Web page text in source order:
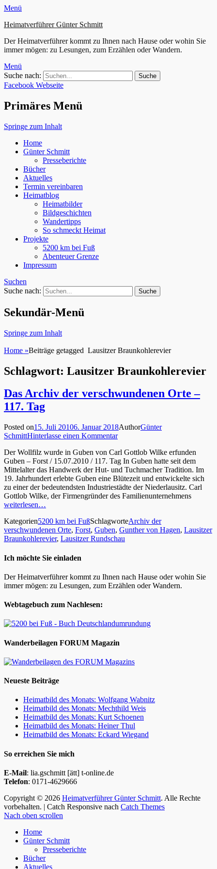
Menü
Heimatverführer Günter Schmitt
Der Heimatverführer kommt zu Ihnen nach Hause oder wohin Sie
immer mögen: zu Lesungen, zum Erzählen oder Wandern.
Menü
Suche nach:
Facebook Webseite
Primäres Menü
Springe zum Inhalt
Home
Günter Schmitt
Presseberichte
Bücher
Aktuelles
Termin vereinbaren
Heimatblog
Heimatbilder
Bildgeschichten
Wandertipps
So schmeckt Heimat
Projekte
5200 km bei Fuß
Abenteuer Grenze
Impressum
Suchen
Suche nach:
Sekundär-Menü
Springe zum Inhalt
Home »Beiträge getagged Lausitzer Braunkohlerevier
Schlagwort: Lausitzer Braunkohlerevier
Das Archiv der verschwundenen Orte –
117. Tag
Posted on15. Juli 20106. Januar 2018AuthorGünter
SchmittHinterlasse einen Kommentar
Der Wollfilz wurde in Guben von Carl Gottlob Wilke erfunden
Guben – Forst / 15.07.2010 / 117. Tag In Guben hatte seit dem
Mittelalter das Handwerk der Hut- und Tuchmacher Tradition. Im
19. Jahrhundert erlebte Guben eine Blütezeit und entwickelte sich
zu einer der bedeutendsten Industriestädte der Niederlausitz. Carl
Gottlob Wilke, der Firmengründer des Familienunternehmens
weiterlesen…
Kategorien5200 km bei FußSchlagworteArchiv der
verschwundenen Orte, Forst, Guben, Gunther von Hagen, Lausitzer
Braunkohlerevier, Lausitzer Rundschau
Ich möchte Sie einladen
Der Heimatverführer kommt zu Ihnen nach Hause oder wohin Sie
immer mögen: zu Lesungen, zum Erzählen oder Wandern.
Webtagebuch zum Nachlesen:
Wanderbeilagen FORUM Magazin
Neueste Beiträge
Heimatbild des Monats: Wolfgang Wabnitz
Heimatbild des Monats: Mechthild Weis
Heimatbild des Monats: Kurt Schoenen
Heimatbild des Monats: Heiner Thul
Heimatbild des Monats: Eckard Wiegand
So erreichen Sie mich
E-Mail: lia.gschmitt [ätt] t-online.de
Telefon: 0171-4629666
Copyright © 2026 Heimatverführer Günter Schmitt. Alle Rechte
vorbehalten. | Catch Responsive nach Catch Themes
Nach oben scrollen
Home
Günter Schmitt
Presseberichte
Bücher
Aktuelles